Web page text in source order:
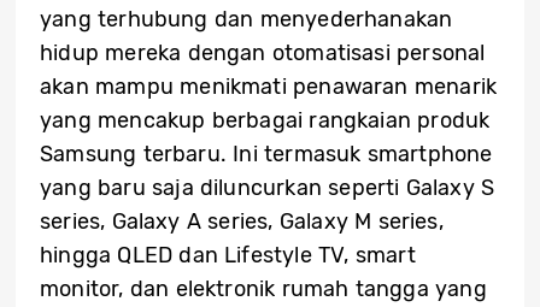
yang terhubung dan menyederhanakan
hidup mereka dengan otomatisasi personal
akan mampu menikmati penawaran menarik
yang mencakup berbagai rangkaian produk
Samsung terbaru. Ini termasuk smartphone
yang baru saja diluncurkan seperti Galaxy S
series, Galaxy A series, Galaxy M series,
hingga QLED dan Lifestyle TV, smart
monitor, dan elektronik rumah tangga yang